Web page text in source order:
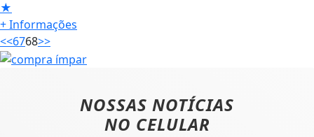
★
+ Informações
<<6768>>
NOSSAS NOTÍCIAS
NO CELULAR